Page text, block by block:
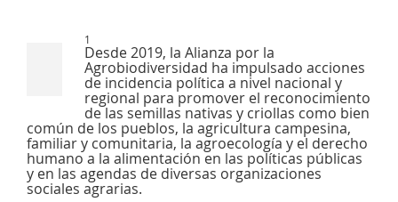
1
Desde 2019, la Alianza por la
Agrobiodiversidad ha impulsado acciones
de incidencia política a nivel nacional y
regional para promover el reconocimiento
de las semillas nativas y criollas como bien
común de los pueblos, la agricultura campesina,
familiar y comunitaria, la agroecología y el derecho
humano a la alimentación en las políticas públicas
y en las agendas de diversas organizaciones
sociales agrarias.